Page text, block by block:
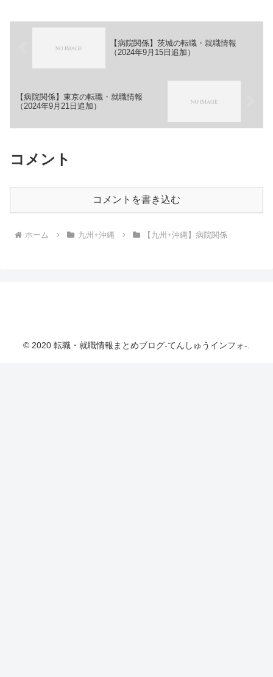
【病院関係】茨城の転職・就職情報
（2024年9月15日追加）
【病院関係】東京の転職・就職情報
（2024年9月21日追加）
コメント
コメントを書き込む
ホーム 九州+沖縄 【九州+沖縄】病院関係
© 2020 転職・就職情報まとめブログ-てんしゅうインフォ-.